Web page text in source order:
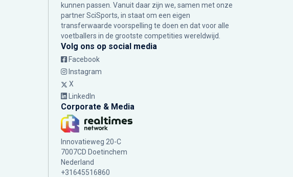
kunnen passen. Vanuit daar zijn we, samen met onze
partner SciSports, in staat om een eigen
transferwaarde voorspelling te doen en dat voor alle
voetballers in de grootste competities wereldwijd.
Volg ons op social media
Facebook
Instagram
X
LinkedIn
Corporate & Media
Innovatieweg 20-C
7007CD Doetinchem
Nederland
+31645516860